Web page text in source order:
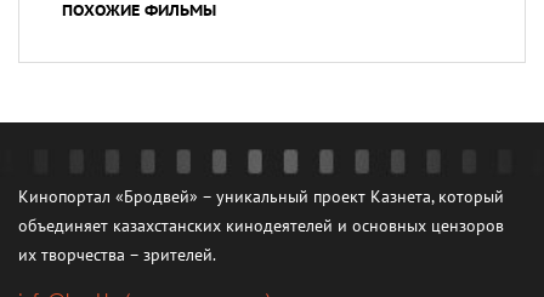
ПОХОЖИЕ ФИЛЬМЫ
Кинопортал «Бродвей» – уникальный проект Казнета, который
объединяет казахстанских кинодеятелей и основных цензоров
их творчества – зрителей.